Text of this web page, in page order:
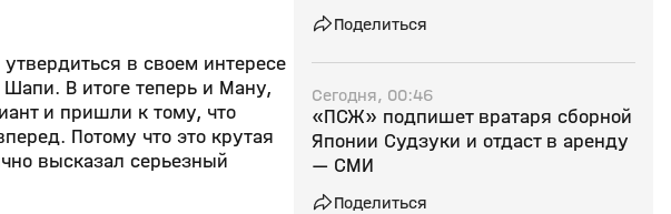
в своем интересе
В итоге теперь и Ману,
и пришли к тому, что
Потому что это крутая
высказал серьезный
Поделиться
Сегодня, 00:46
«ПСЖ» подпишет вратаря сборной
Японии Судзуки и отдаст в аренду
— СМИ
Поделиться